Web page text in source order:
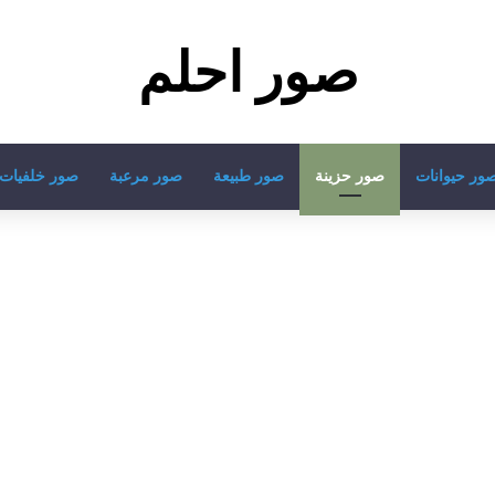
صور احلم
حيوانات صور حزينة صور طبيعة صور مرعبة صور خلفيات